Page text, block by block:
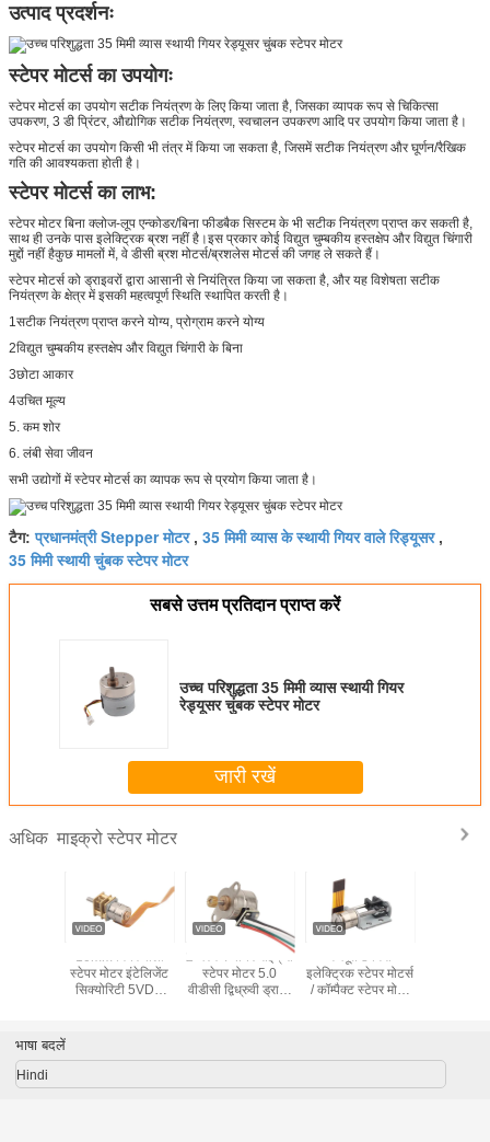
उत्पाद प्रदर्शनः
स्टेपर मोटर्स का उपयोगः
स्टेपर मोटर्स का उपयोग सटीक नियंत्रण के लिए किया जाता है, जिसका व्यापक रूप से चिकित्सा
उपकरण, 3 डी प्रिंटर, औद्योगिक सटीक नियंत्रण, स्वचालन उपकरण आदि पर उपयोग किया जाता है।
स्टेपर मोटर्स का उपयोग किसी भी तंत्र में किया जा सकता है, जिसमें सटीक नियंत्रण और घूर्णन/रैखिक
गति की आवश्यकता होती है।
स्टेपर मोटर्स का लाभ:
स्टेपर मोटर बिना क्लोज-लूप एन्कोडर/बिना फीडबैक सिस्टम के भी सटीक नियंत्रण प्राप्त कर सकती है,
साथ ही उनके पास इलेक्ट्रिक ब्रश नहीं है।इस प्रकार कोई विद्युत चुम्बकीय हस्तक्षेप और विद्युत चिंगारी
मुद्दों नहीं हैकुछ मामलों में, वे डीसी ब्रश मोटर्स/ब्रशलेस मोटर्स की जगह ले सकते हैं।
स्टेपर मोटर्स को ड्राइवरों द्वारा आसानी से नियंत्रित किया जा सकता है, और यह विशेषता सटीक
नियंत्रण के क्षेत्र में इसकी महत्वपूर्ण स्थिति स्थापित करती है।
1सटीक नियंत्रण प्राप्त करने योग्य, प्रोग्राम करने योग्य
2विद्युत चुम्बकीय हस्तक्षेप और विद्युत चिंगारी के बिना
3छोटा आकार
4उचित मूल्य
5. कम शोर
6. लंबी सेवा जीवन
सभी उद्योगों में स्टेपर मोटर्स का व्यापक रूप से प्रयोग किया जाता है।
टैग:प्रधानमंत्री Stepper मोटर, 35 मिमी व्यास के स्थायी गियर वाले रिड्यूसर,
35 मिमी स्थायी चुंबक स्टेपर मोटर
सबसे उत्तम प्रतिदान प्राप्त करें
उच्च परिशुद्धता 35 मिमी व्यास स्थायी गियर
रेड्यूसर चुंबक स्टेपर मोटर
जारी रखें
अधिक माइक्रो स्टेपर मोटर
10mm गियर वाली
स्टेपर मोटर इंटेलिजेंट
सिक्योरिटी 5VDC
2 चरण 4 वायर माइक्रो
स्टेपर मोटर 5.0
वीडीसी द्विध्रुवी ड्राइव
मजबूत 8 मिमी
इलेक्ट्रिक स्टेपर मोटर्स
/ कॉम्पैक्ट स्टेपर मोटर
भाषा बदलें
Hindi